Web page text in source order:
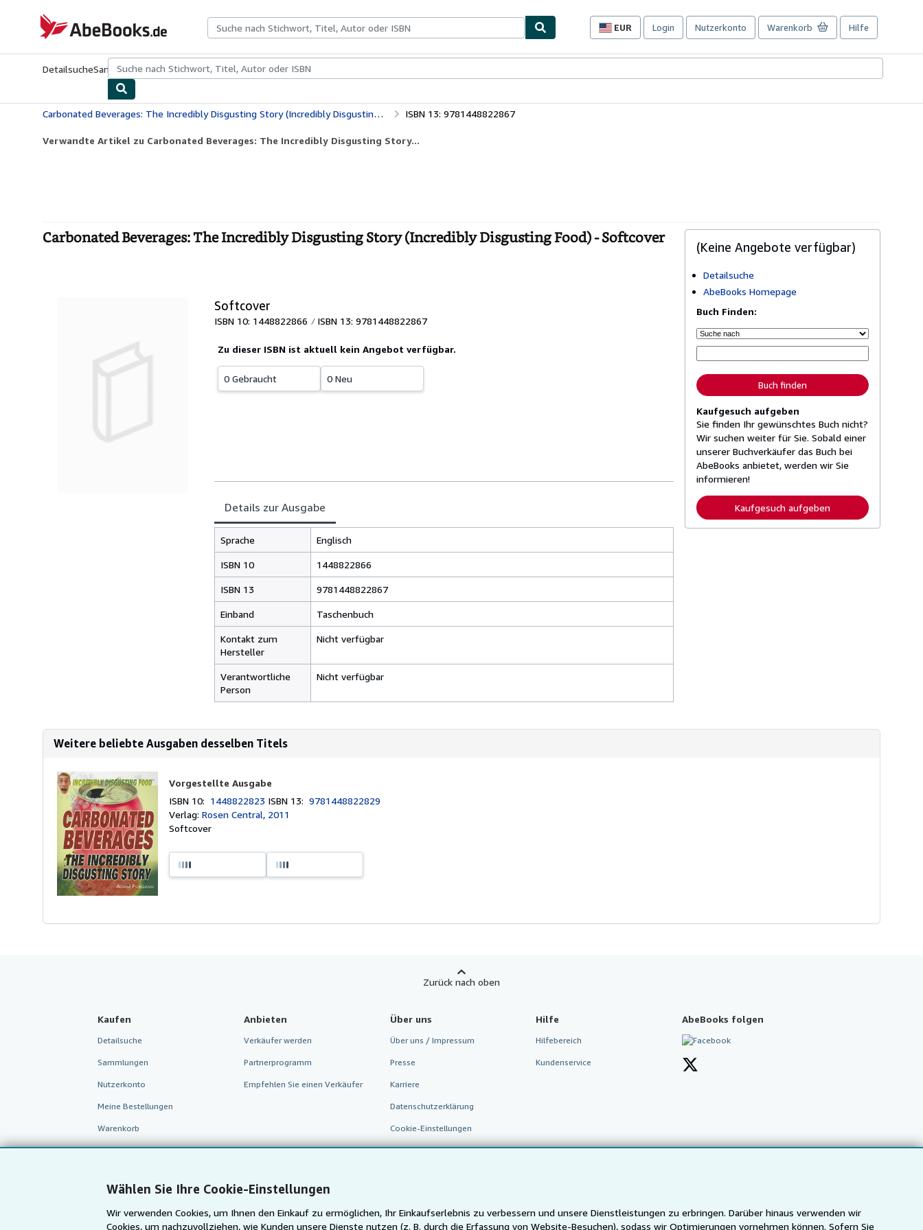
Wählen Sie Ihre Cookie-Einstellungen
Wir verwenden Cookies, um Ihnen den Einkauf zu ermöglichen, Ihr Einkaufserlebnis zu verbessern und unsere Dienstleistungen zu erbringen. Darüber hinaus verwenden wir
Cookies, um nachzuvollziehen, wie Kunden unsere Dienste nutzen (z. B. durch die Erfassung von Website-Besuchen), sodass wir Optimierungen vornehmen können. Sofern Sie
AbeBooks.de
EUR
Seite
Einkaufseinstellungen.
Login Nutzerkonto Warenkorb Hilfe
DetailsucheSammlungenAntiquarische BücherKunst & Sammlerstücke
Carbonated Beverages: The Incredibly Disgusting Story (Incredibly Disgusting Food) ISBN 13: 9781448822867
Verwandte Artikel zu Carbonated Beverages: The Incredibly Disgusting Story...
Carbonated Beverages: The Incredibly Disgusting Story (Incredibly Disgusting Food) - Softcover
Softcover
ISBN 10: 1448822866 ISBN 13: 9781448822867
Zu dieser ISBN ist aktuell kein Angebot verfügbar.
0 Gebraucht 0 Neu
Details zur Ausgabe
Sprache Englisch
ISBN 10 1448822866
ISBN 13 9781448822867
Einband Taschenbuch
Kontakt zum
Hersteller
Nicht verfügbar
Verantwortliche
Person
Nicht verfügbar
(Keine Angebote verfügbar)
Detailsuche
AbeBooks Homepage
Buch Finden:
Buch finden
Kaufgesuch aufgeben
Sie finden Ihr gewünschtes Buch nicht?
Wir suchen weiter für Sie. Sobald einer
unserer Buchverkäufer das Buch bei
AbeBooks anbietet, werden wir Sie
informieren!
Kaufgesuch aufgeben
Weitere beliebte Ausgaben desselben Titels
Vorgestellte Ausgabe
ISBN 10: 1448822823 ISBN 13:9781448822829
Verlag:Rosen Central, 2011
Softcover
Zurück nach oben
Kaufen
Detailsuche
Sammlungen
Nutzerkonto
Meine Bestellungen
Warenkorb
Anbieten
Verkäufer werden
Partnerprogramm
Empfehlen Sie einen Verkäufer
Über uns
Über uns / Impressum
Presse
Karriere
Datenschutzerklärung
Cookie-Einstellungen
Cookie-Hinweis
Hilfe
Hilfebereich
Kundenservice
AbeBooks folgen